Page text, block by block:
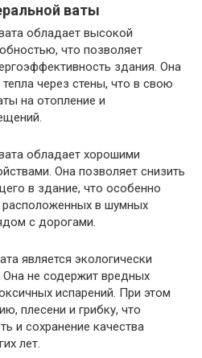
ваты
обладает высокой
что позволяет
здания. Она
через стены, что в свою
на отопление и
обладает хорошими
Она позволяет снизить
в здание, что особенно
расположенных в шумных
с дорогами.
является экологически
не содержит вредных
испарений. При этом
плесени и грибку, что
и сохранение качества
лет.